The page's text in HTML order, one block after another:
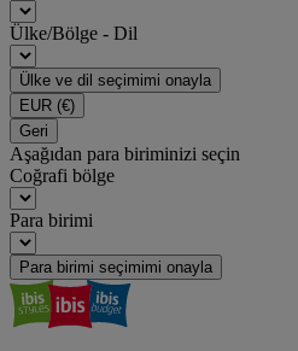
Ülke/Bölge - Dil
Ülke ve dil seçimimi onayla
EUR (€)
Geri
Aşağıdan para biriminizi seçin
Coğrafi bölge
Para birimi
Para birimi seçimimi onayla